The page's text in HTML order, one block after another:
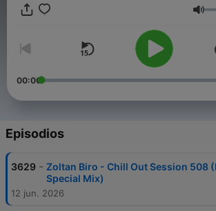
00:00
Episodios
3629 - Zoltan Biro - Chill Out Session 508
Special Mix)
12 jun. 2026